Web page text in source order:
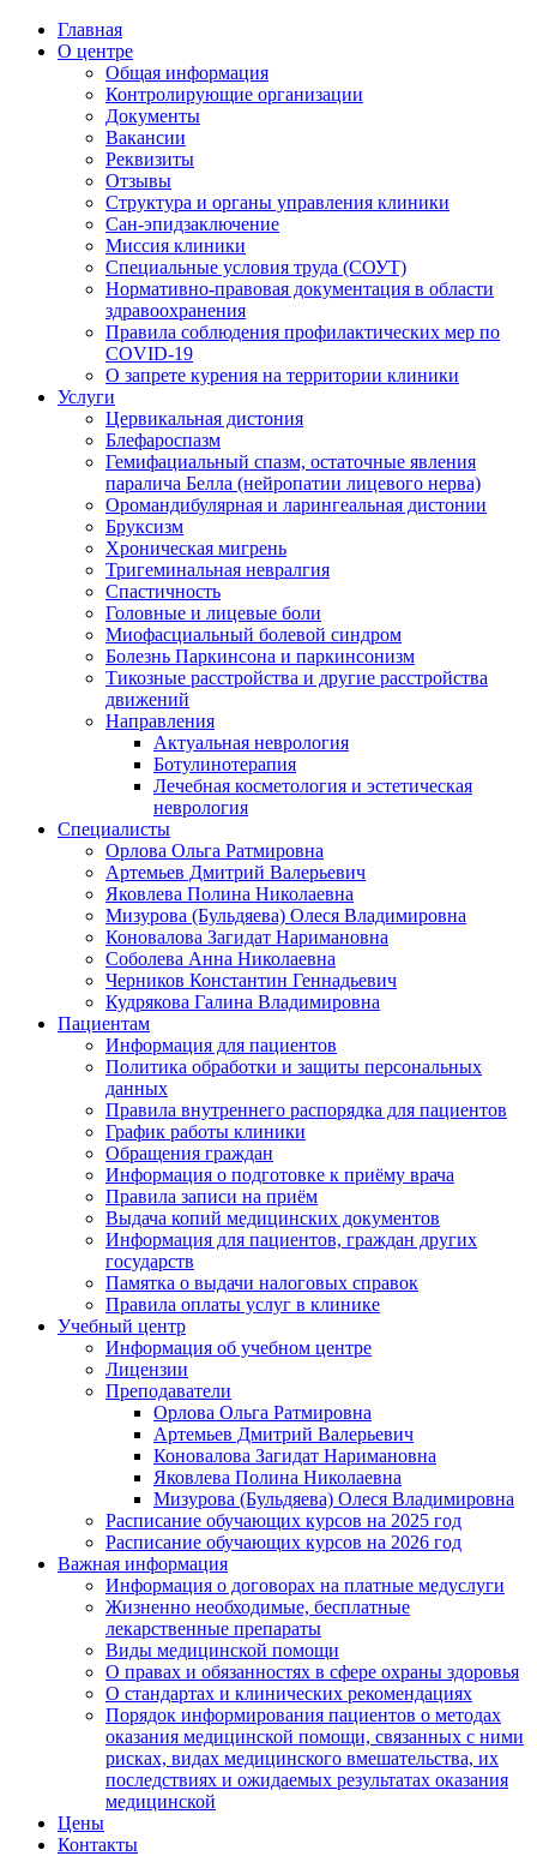
Главная
О центре
Общая информация
Контролирующие организации
Документы
Вакансии
Реквизиты
Отзывы
Структура и органы управления клиники
Сан-эпидзаключение
Миссия клиники
Специальные условия труда (СОУТ)
Нормативно-правовая документация в области
здравоохранения
Правила соблюдения профилактических мер по
COVID-19
О запрете курения на территории клиники
Услуги
Цервикальная дистония
Блефароспазм
Гемифациальный спазм, остаточные явления
паралича Белла (нейропатии лицевого нерва)
Оромандибулярная и ларингеальная дистонии
Бруксизм
Хроническая мигрень
Тригеминальная невралгия
Спастичность
Головные и лицевые боли
Миофасциальный болевой синдром
Болезнь Паркинсона и паркинсонизм
Тикозные расстройства и другие расстройства
движений
Направления
Актуальная неврология
Ботулинотерапия
Лечебная косметология и эстетическая
неврология
Специалисты
Орлова Ольга Ратмировна
Артемьев Дмитрий Валерьевич
Яковлева Полина Николаевна
Мизурова (Бульдяева) Олеся Владимировна
Коновалова Загидат Наримановна
Соболева Анна Николаевна
Черников Константин Геннадьевич
Кудрякова Галина Владимировна
Пациентам
Информация для пациентов
Политика обработки и защиты персональных
данных
Правила внутреннего распорядка для пациентов
График работы клиники
Обращения граждан
Информация о подготовке к приёму врача
Правила записи на приём
Выдача копий медицинских документов
Информация для пациентов, граждан других
государств
Памятка о выдачи налоговых справок
Правила оплаты услуг в клинике
Учебный центр
Информация об учебном центре
Лицензии
Преподаватели
Орлова Ольга Ратмировна
Артемьев Дмитрий Валерьевич
Коновалова Загидат Наримановна
Яковлева Полина Николаевна
Мизурова (Бульдяева) Олеся Владимировна
Расписание обучающих курсов на 2025 год
Расписание обучающих курсов на 2026 год
Важная информация
Информация о договорах на платные медуслуги
Жизненно необходимые, бесплатные
лекарственные препараты
Виды медицинской помощи
О правах и обязанностях в сфере охраны здоровья
О стандартах и клинических рекомендациях
Порядок информирования пациентов о методах
оказания медицинской помощи, связанных с ними
рисках, видах медицинского вмешательства, их
последствиях и ожидаемых результатах оказания
медицинской
Цены
Контакты